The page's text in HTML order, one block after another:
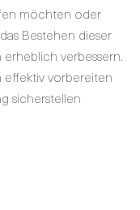
möchten oder
Bestehen dieser
verbessern.
effektiv vorbereiten
sicherstellen